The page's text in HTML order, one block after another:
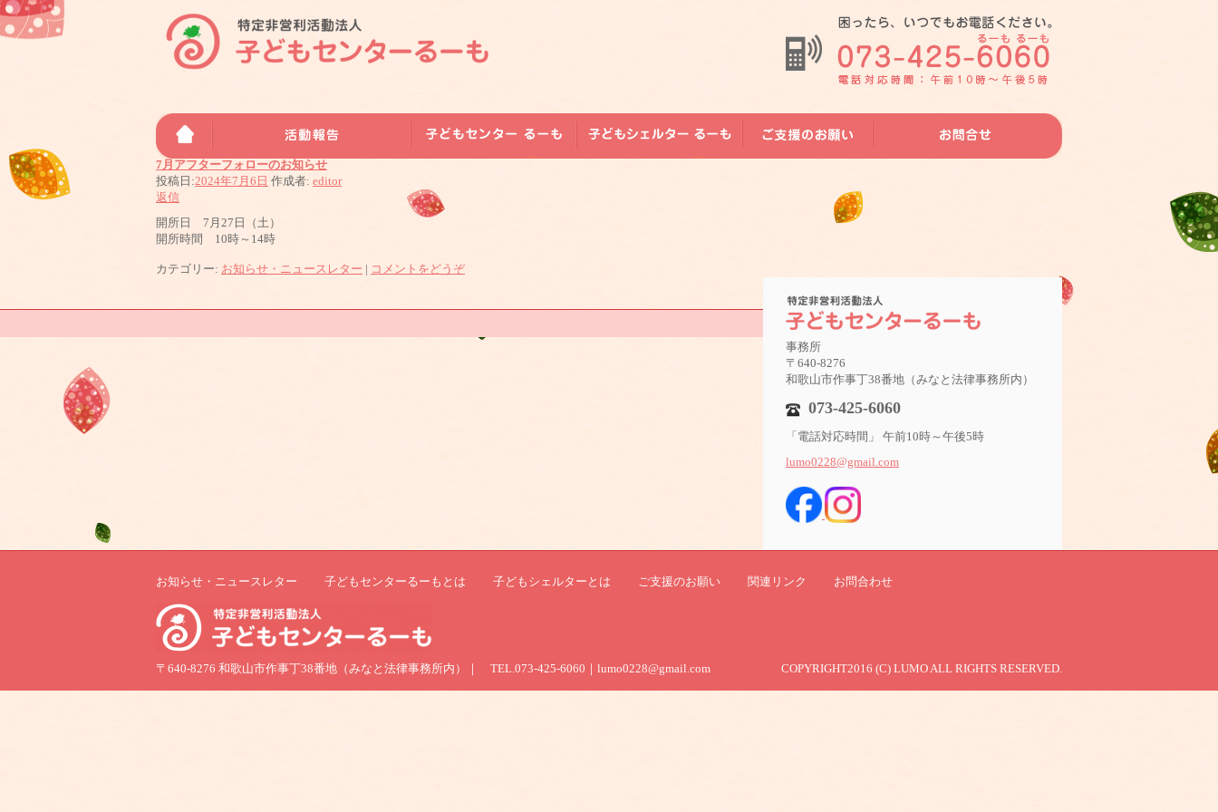
月別アーカイブ:
7月アフターフォローのお知らせ
投稿日:2024年7月6日 作成者: editor
返信
開所日 7月27日（土）
開所時間 10時～14時
カテゴリー: お知らせ・ニュースレター | コメントをどうぞ
事務所
〒640-8276
和歌山市作事丁38番地（みなと法律事務所内）
073-425-6060
「電話対応時間」 午前10時～午後5時
lumo0228@gmail.com
お知らせ・ニュースレター 子どもセンターるーもとは 子どもシェルターとは ご支援のお願い 関連リンク お問合わせ
〒640-8276 和歌山市作事丁38番地（みなと法律事務所内）｜ TEL.073-425-6060｜lumo0228@gmail.com COPYRIGHT2016 (C) LUMO ALL RIGHTS RESERVED.